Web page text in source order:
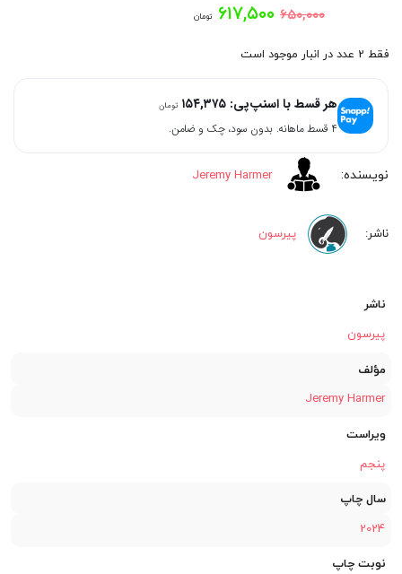
۶۵۰,۰۰۰ قیمت
اصلی:
تومان
۶۱۷,۵۰۰ تومانقیمت
تومان.
فقط 2 عدد در انبار موجود است
هر قسط با اسنپ‌پی: ۱۵۴,۳۷۵ تومان
۴ قسط ماهانه. بدون سود، چک و ضامن.
Jeremy Harmer
پیرسون
ناشر
پیرسون
مؤلف
Jeremy Harmer
ویراست
پنجم
سال چاپ
2024
نوبت چاپ